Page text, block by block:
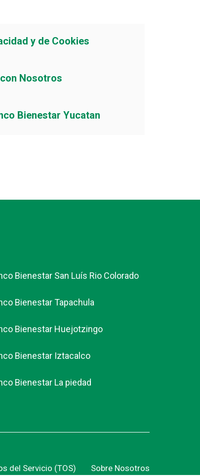
y de Cookies
Nosotros
Bienestar Yucatan
Bienestar San Luís Rio Colorado
Bienestar Tapachula
Bienestar Huejotzingo
Bienestar Iztacalco
Bienestar La piedad
del Servicio (TOS) Sobre Nosotros